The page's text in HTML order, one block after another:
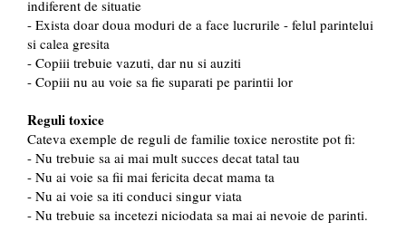
indiferent de situatie
- Exista doar doua moduri de a face lucrurile - felul parintelui
si calea gresita
- Copiii trebuie vazuti, dar nu si auziti
- Copiii nu au voie sa fie suparati pe parintii lor
Reguli toxice
Cateva exemple de reguli de familie toxice nerostite pot fi:
- Nu trebuie sa ai mai mult succes decat tatal tau
- Nu ai voie sa fii mai fericita decat mama ta
- Nu ai voie sa iti conduci singur viata
- Nu trebuie sa incetezi niciodata sa mai ai nevoie de parinti.